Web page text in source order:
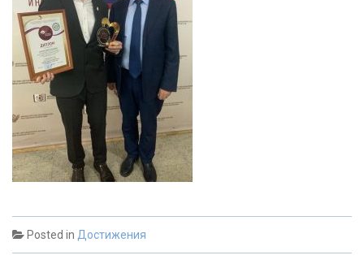
Posted in Достижения